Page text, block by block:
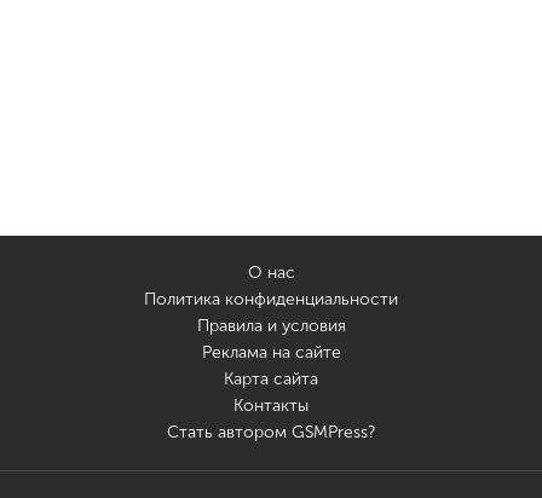
О нас
Политика конфиденциальности
Правила и условия
Реклама на сайте
Карта сайта
Контакты
Стать автором GSMPress?